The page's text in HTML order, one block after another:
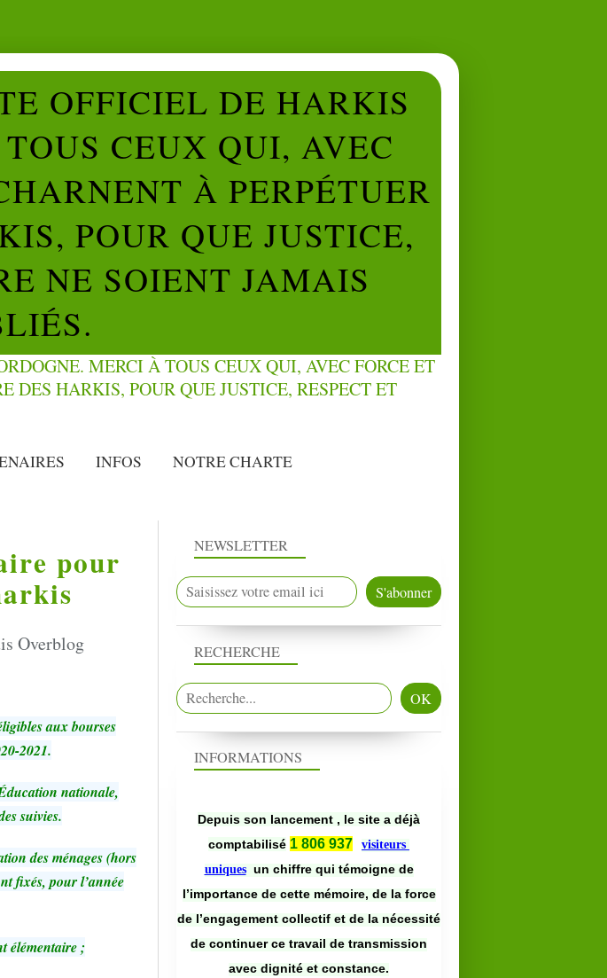
OFFICIEL DE HARKIS
CEUX QUI, AVEC
À PERPÉTUER
POUR QUE JUSTICE,
NE SOIENT JAMAIS
INFOS NOTRE CHARTE
pour
Overblog
aux bourses
2021.
nationale,
suivies.
des ménages (hors
fixés, pour l’année
élémentaire ;
NEWSLETTER
RECHERCHE
INFORMATIONS
Depuis son lancement , le site a déjà
comptabilisé 1 806 937
visiteurs
uniques un chiffre qui témoigne de
l’importance de cette mémoire, de la force
de l’engagement collectif et de la nécessité
de continuer ce travail de transmission
avec dignité et constance.